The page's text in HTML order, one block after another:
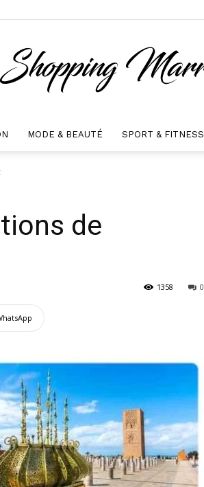
MODE & BEAUTÉ SPORT & FITNESS
de
0
1358